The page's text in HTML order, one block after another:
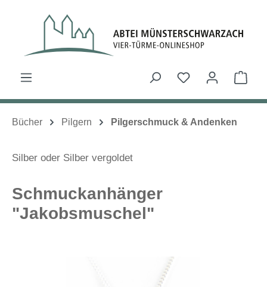
Zum Hauptinhalt springen
Du hast 0
Bücher Pilgern Pilgerschmuck & Andenken
Silber oder Silber vergoldet
Schmuckanhänger
"Jakobsmuschel"